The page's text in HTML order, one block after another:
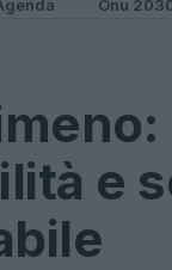
Onu
e